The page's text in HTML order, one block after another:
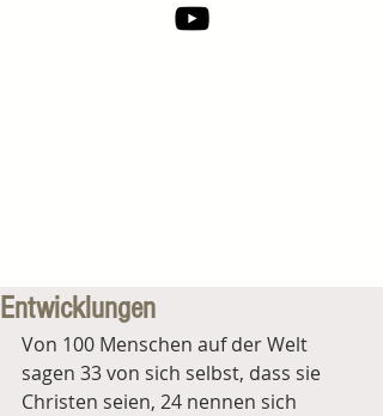
Entwicklungen
Von 100 Menschen auf der Welt
sagen 33 von sich selbst, dass sie
Christen seien, 24 nennen sich